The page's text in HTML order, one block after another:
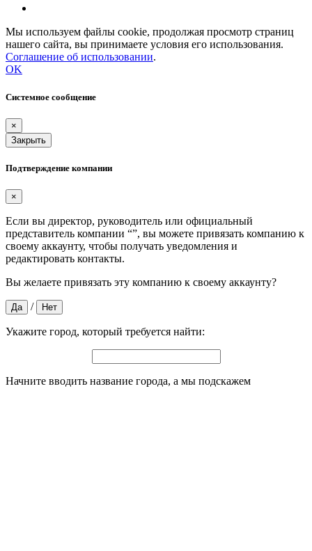
Мы используем файлы cookie, продолжая просмотр страниц
нашего сайта, вы принимаете условия его использования.
Соглашение об использовании.
OK
Системное сообщение
×
Закрыть
Подтверждение компании
×
Если вы директор, руководитель или официальный
представитель компании “”, вы можете привязать компанию к
своему аккаунту, чтобы получать уведомления и
редактировать контакты.
Вы желаете привязать эту компанию к своему аккаунту?
Да / Нет
Укажите город, который требуется найти:
Начните вводить название города, а мы подскажем